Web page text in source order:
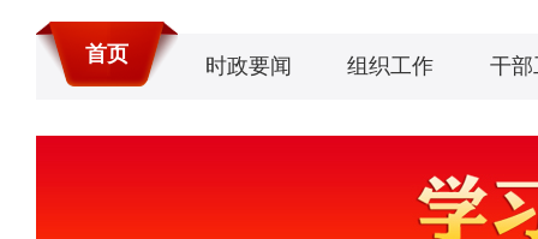
首页 时政要闻 组织工作 干部